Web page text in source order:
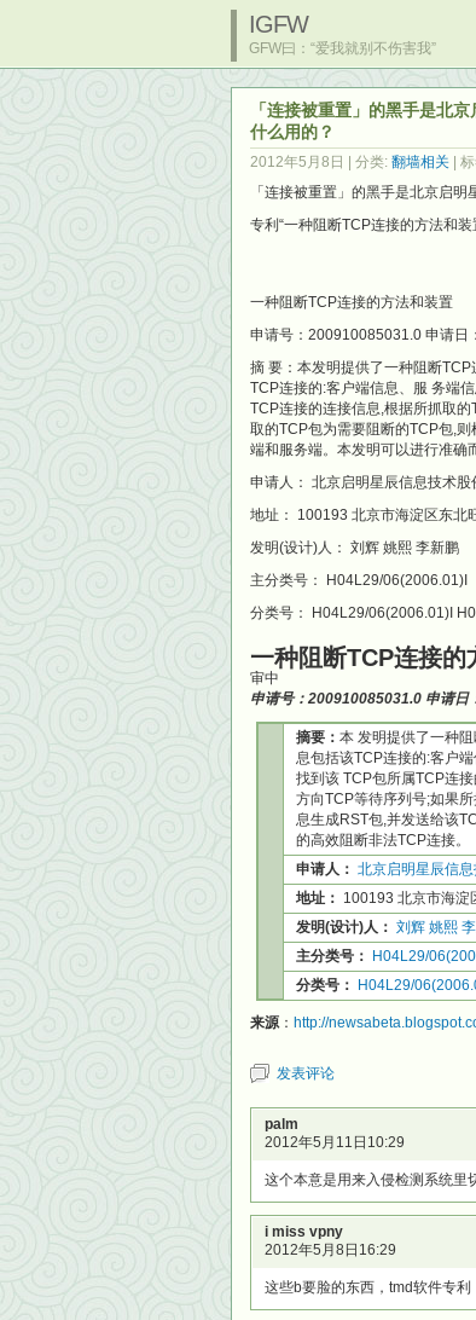
IGFW
GFW曰：“爱我就别不伤害我”
「连接被重置」的黑手是北
什么用的？
2012年5月8日 | 分类: 翻墙相关 |
「连接被重置」的黑手是北京启
专利“一种阻断TCP连接的方法和装
一种阻断TCP连接的方法和装置
申请号：200910085031.0 申请日
摘 要：本发明提供了一种阻断
TCP连接的:客户端信息、服 务端
TCP连接的连接信息,根据所抓取
取的TCP包为需要阻断的TCP包,
端和服务端。本发明可以进行准确
申请人： 北京启明星辰信息技术
地址： 100193 北京市海淀区东北
发明(设计)人： 刘辉 姚熙 李新鹏
主分类号： H04L29/06(2006.01)I
分类号： H04L29/06(2006.01)I
一种阻断TCP连接的
审中
申请号：200910085031.0 申请日
摘要： 本 发明提供了一种
息包括该TCP连接的:客户
找到该 TCP包所属TCP连
方向TCP等待序列号;如果
息生成RST包,并发送给该
的高效阻断非法TCP连接。
申请人： 北京启明星辰信
地址： 100193 北京市海淀
发明(设计)人： 刘辉 姚熙
主分类号：
H04L29/
分类号：
H04L29/
来源： http://
发表评论
palm
2012年5月11日10:29
这个本意是用来入侵检测系统里
i miss vpny
2012年5月8日16:29
这些b要脸的东西，tmd软件专